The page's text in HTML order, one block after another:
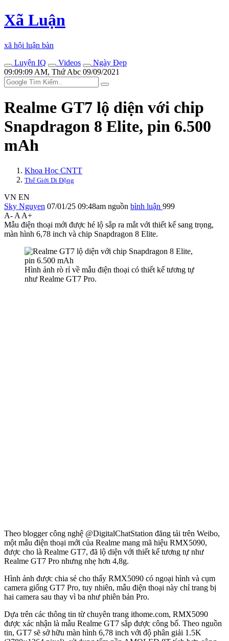
Xã Luận
xã hội luận bàn
Luyện IQ
Videos
Ngày Đẹp
09:09:09 AM, Thứ Abc 09/09/2021
Realme GT7 lộ diện với chip
Snapdragon 8 Elite, pin 6.500
mAh
Khoa Học CNTT
Thế Giới Di Động
VN EN
Sky Nguyen 07/01/25 09:48am nguồn bình luận 999
A- A A+
Mẫu điện thoại mới được hé lộ sắp ra mắt với thiết kế sang trọng,
màn hình 6,78 inch và chip Snapdragon 8 Elite.
Hình ảnh rò rỉ về mẫu điện thoại có thiết kế tương tự
như Realme GT7 Pro.
Theo blogger công nghệ @DigitalChatStation đăng tải trên Weibo,
một mẫu điện thoại mới của Realme mang mã hiệu RMX5090,
được cho là Realme GT7, đã lộ diện với thiết kế tương tự như
Realme GT7 Pro nhưng nhẹ hơn 4,8g.
Hình ảnh được chia sẻ cho thấy RMX5090 có ngoại hình và cụm
camera giống GT7 Pro, tuy nhiên, mẫu điện thoại này chỉ trang bị
hai camera sau thay vì ba như phiên bản Pro.
Dựa trên các thông tin từ chuyên trang ithome.com, RMX5090
được xác nhận là mẫu Realme GT7 sắp được công bố. Theo nguồn
tin, GT7 sẽ sở hữu màn hình 6,78 inch với độ phân giải 1.5K